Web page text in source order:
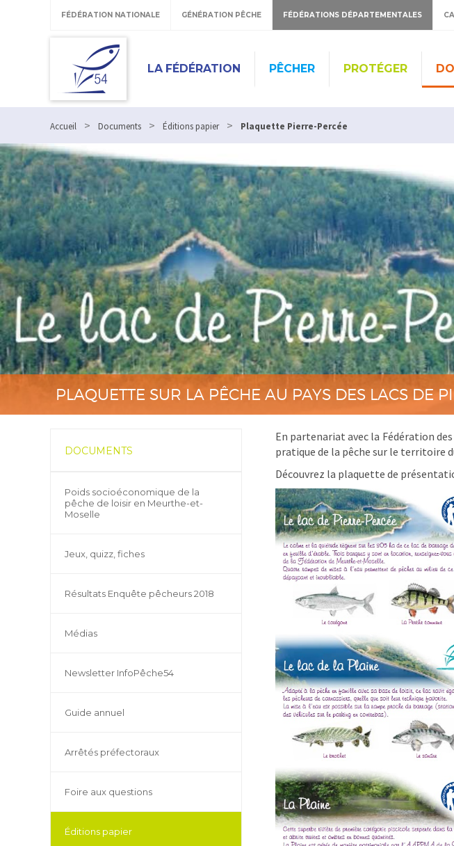
FÉDÉRATION NATIONALE GÉNÉRATION PÊCHE FÉDÉRATIONS DÉPARTEMENTALES
LA FÉDÉRATION PÊCHER PROTÉGER
Accueil > Documents > Éditions papier > Plaquette Pierre-Percée
PLAQUETTE SUR LA PÊCHE AU PAYS DES LACS DE
DOCUMENTS
Poids socioéconomique de la
pêche de loisir en Meurthe-et-
Moselle
Jeux, quizz, fiches
Résultats Enquête pêcheurs 2018
Médias
Newsletter InfoPêche54
Guide annuel
Arrêtés préfectoraux
Foire aux questions
Éditions papier
En partenariat avec la Fédération
pratique de la pêche sur le territoire
Découvrez la plaquette de